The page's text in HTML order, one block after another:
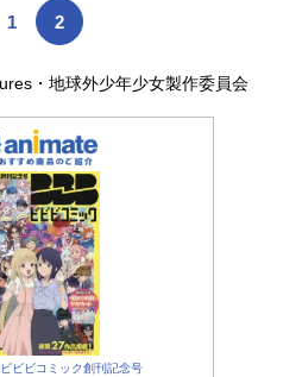
1 2
・地球外少年少女製作委員会
ビビビコミック創刊記念号